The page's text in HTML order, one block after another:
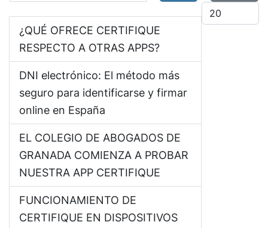
Cantidad
¿QUÉ OFRECE CERTIFIQUE
RESPECTO A OTRAS APPS?
DNI electrónico: El método más
seguro para identificarse y firmar
online en España
EL COLEGIO DE ABOGADOS DE
GRANADA COMIENZA A PROBAR
NUESTRA APP CERTIFIQUE
FUNCIONAMIENTO DE
CERTIFIQUE EN DISPOSITIVOS